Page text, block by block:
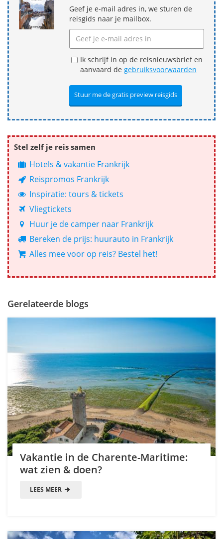
Geef je e-mail adres in, we sturen de
reisgids naar je mailbox.
Ik schrijf in op de reisnieuwsbrief en
aanvaard de gebruiksvoorwaarden
Stel zelf je reis samen
Hotels & vakantie Frankrijk
Reispromos Frankrijk
Inspiratie: tours & tickets
Vliegtickets
Huur je de camper naar Frankrijk
Bereken de prijs: huurauto in Frankrijk
Alles mee voor op reis? Bestel het!
Gerelateerde blogs
Vakantie in de Charente-Maritime:
wat zien & doen?
LEES MEER